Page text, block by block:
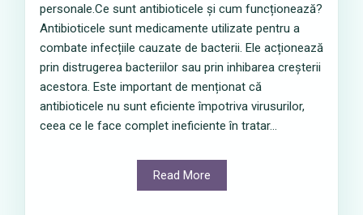
personale.Ce sunt antibioticele și cum funcționează?
Antibioticele sunt medicamente utilizate pentru a
combate infecțiile cauzate de bacterii. Ele acționează
prin distrugerea bacteriilor sau prin inhibarea creșterii
acestora. Este important de menționat că
antibioticele nu sunt eficiente împotriva virusurilor,
ceea ce le face complet ineficiente în tratar...
Read More